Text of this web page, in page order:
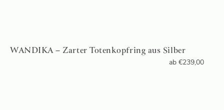
WANDIKA – Zarter Totenkopfring aus Silber
ab €239,00